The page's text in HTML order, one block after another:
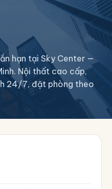
hạn tại Sky Center —
Nội thất cao cấp,
24/7, đặt phòng theo